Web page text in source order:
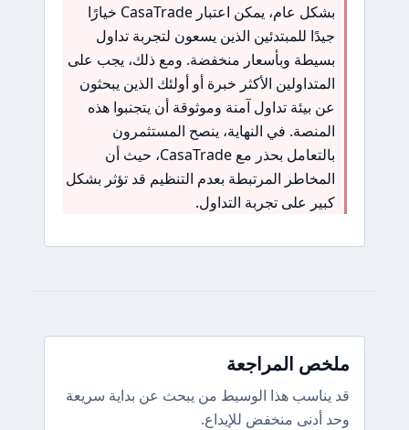
بشكل عام، يمكن اعتبار CasaTrade خيارًا
جيدًا للمبتدئين الذين يسعون لتجربة تداول
بسيطة وبأسعار منخفضة. ومع ذلك، يجب على
المتداولين الأكثر خبرة أو أولئك الذين يبحثون
عن بيئة تداول آمنة وموثوقة أن يتجنبوا هذه
المنصة. في النهاية، ينصح المستثمرون
بالتعامل بحذر مع CasaTrade، حيث أن
المخاطر المرتبطة بعدم التنظيم قد تؤثر بشكل
كبير على تجربة التداول.
ملخص المراجعة
قد يناسب هذا الوسيط من يبحث عن بداية سريعة
وحد أدنى منخفض للإيداع.